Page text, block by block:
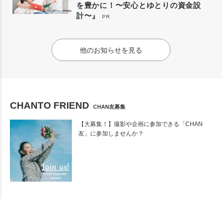
を豊かに！〜安心とゆとりの資金設
計〜』
PR
他のお知らせを見る
CHANTO FRIEND CHAN友募集
【大募集！】撮影や企画に参加できる「CHAN
友」に参加しませんか？